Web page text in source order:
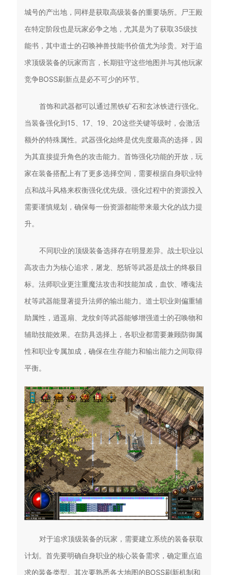
城号的产出地，同样是获取高级装备的重要场所。尸王殿
在特定阶段也是玩家必争之地，尤其是为了获取35级技
能书，其中道士的召唤神兽技能书价值尤为珍贵。对于追
求顶级装备的玩家而言，长期驻守这些地图并与其他玩家
竞争BOSS刷新点是必不可少的环节。
首饰和武器都可以通过黑铁矿石和玄冰铁进行强化。
当装备强化到15、17、19、20这些关键等级时，会激活
额外的特殊属性。武器强化始终是优先度最高的选择，因
为其直接提升角色的攻击能力。首饰强化功能的开放，玩
家在装备搭配上有了更多选择空间，需要根据自身职业特
点和战斗风格来权衡强化优先级。强化过程中的资源投入
需要谨慎规划，确保每一份资源都能带来最大化的战力提
升。
不同职业的顶级装备选择存在明显差异。战士职业以
高攻击力为核心追求，屠龙、怒斩等武器是战士的终极目
标。法师职业更注重魔法攻击和技能加成，血饮、嗜魂法
杖等武器能显著提升法师的输出能力。道士职业则偏重辅
助属性，逍遥扇、龙纹剑等武器能够增强道士的召唤物和
辅助技能效果。在防具选择上，各职业都需要兼顾防御属
性和职业专属加成，确保在生存能力和输出能力之间取得
平衡。
对于追求顶级装备的玩家，需要建立系统的装备获取
计划。首先要明确自身职业的核心装备需求，确定重点追
求的装备类型。其次要熟悉各大地图的BOSS刷新机制和